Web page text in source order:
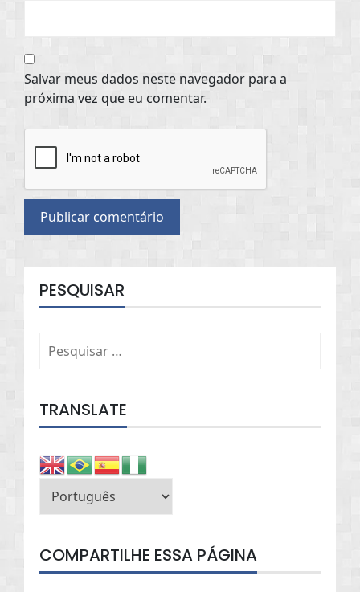
Salvar meus dados neste navegador para a
próxima vez que eu comentar.
PESQUISAR
por:
TRANSLATE
COMPARTILHE ESSA PÁGINA